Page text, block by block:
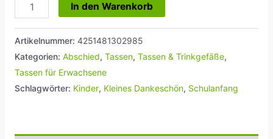
In den Warenkorb
Artikelnummer: 4251481302985
Kategorien: Abschied, Tassen, Tassen & Trinkgefäße,
Tassen für Erwachsene
Schlagwörter: Kinder, Kleines Dankeschön, Schulanfang